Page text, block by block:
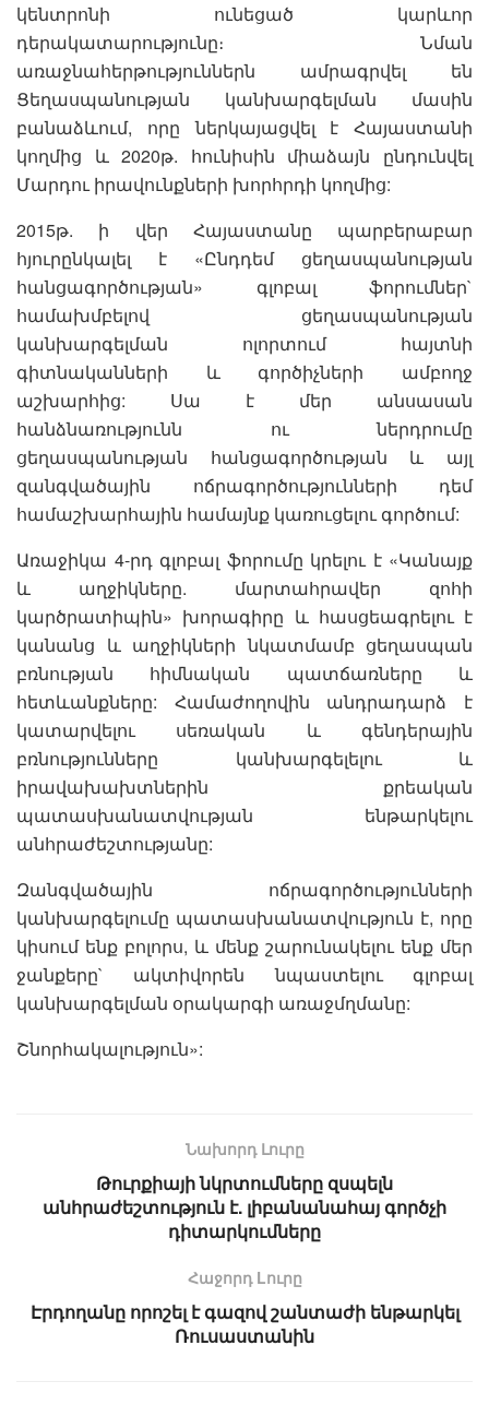
կենտրոնի ունեցած կարևոր
դերակատարությունը։ Նման
առաջնահերթություններն ամրագրվել են
Ցեղասպանության կանխարգելման մասին
բանաձևում, որը ներկայացվել է Հայաստանի
կողմից և 2020թ. հունիսին միաձայն ընդունվել
Մարդու իրավունքների խորհրդի կողմից:
2015թ. ի վեր Հայաստանը պարբերաբար
հյուրընկալել է «Ընդդեմ ցեղասպանության
հանցագործության» գլոբալ ֆորումներ`
համախմբելով ցեղասպանության
կանխարգելման ոլորտում հայտնի
գիտնականների և գործիչների ամբողջ
աշխարհից: Սա է մեր անսասան
հանձնառությունն ու ներդրումը
ցեղասպանության հանցագործության և այլ
զանգվածային ոճրագործությունների դեմ
համաշխարհային համայնք կառուցելու գործում:
Առաջիկա 4-րդ գլոբալ ֆորումը կրելու է «Կանայք
և աղջիկները. մարտահրավեր զոհի
կարծրատիպին» խորագիրը և հասցեագրելու է
կանանց և աղջիկների նկատմամբ ցեղասպան
բռնության հիմնական պատճառները և
հետևանքները: Համաժողովին անդրադարձ է
կատարվելու սեռական և գենդերային
բռնությունները կանխարգելելու և
իրավախախտներին քրեական
պատասխանատվության ենթարկելու
անհրաժեշտությանը:
Զանգվածային ոճրագործությունների
կանխարգելումը պատասխանատվություն է, որը
կիսում ենք բոլորս, և մենք շարունակելու ենք մեր
ջանքերը` ակտիվորեն նպաստելու գլոբալ
կանխարգելման օրակարգի առաջմղմանը:
Շնորհակալություն»:
Նախորդ Լուրը
Թուրքիայի նկրտումները զսպելն
անհրաժեշտություն է. լիբանանահայ գործչի
դիտարկումները
Հաջորդ Lուրը
Էրդողանը որոշել է գազով շանտաժի ենթարկել
Ռուսաստանին